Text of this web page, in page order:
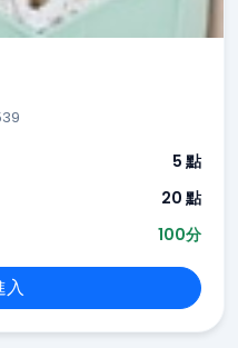
5 點
20 點
100分
入